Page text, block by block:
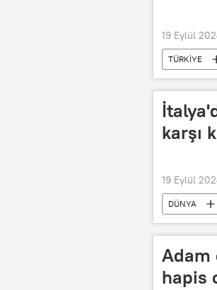
19 Eylül
TÜRKİYE
açıklama
karşı
19 Eylül
DÜNYA
Kimyasal
Adam
hapis